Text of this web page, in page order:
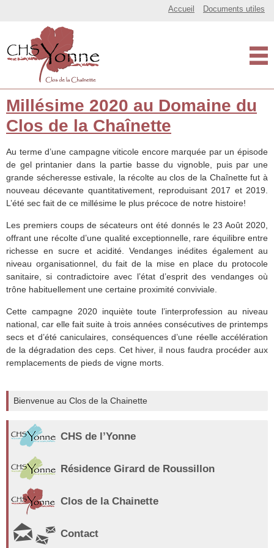
Accueil Documents utiles
Un site utilisant Réseau Centre Hospitalier Spécialisé de l’Yonne
Millésime 2020 au Domaine du
Clos de la Chaînette
Au terme d’une campagne viticole encore marquée par un épisode
de gel printanier dans la partie basse du vignoble, puis par une
grande sécheresse estivale, la récolte au clos de la Chaînette fut à
nouveau décevante quantitativement, reproduisant 2017 et 2019.
L’été sec fait de ce millésime le plus précoce de notre histoire!
Les premiers coups de sécateurs ont été donnés le 23 Août 2020,
offrant une récolte d’une qualité exceptionnelle, rare équilibre entre
richesse en sucre et acidité. Vendanges inédites également au
niveau organisationnel, du fait de la mise en place du protocole
sanitaire, si contradictoire avec l’état d’esprit des vendanges où
trône habituellement une certaine proximité conviviale.
Cette campagne 2020 inquiète toute l’interprofession au niveau
national, car elle fait suite à trois années consécutives de printemps
secs et d’été caniculaires, conséquences d’une réelle accélération
de la dégradation des ceps. Cet hiver, il nous faudra procéder aux
remplacements de pieds de vigne morts.
Bienvenue au Clos de la Chainette
CHS de l’Yonne
Résidence Girard de Roussillon
Clos de la Chainette
Contact